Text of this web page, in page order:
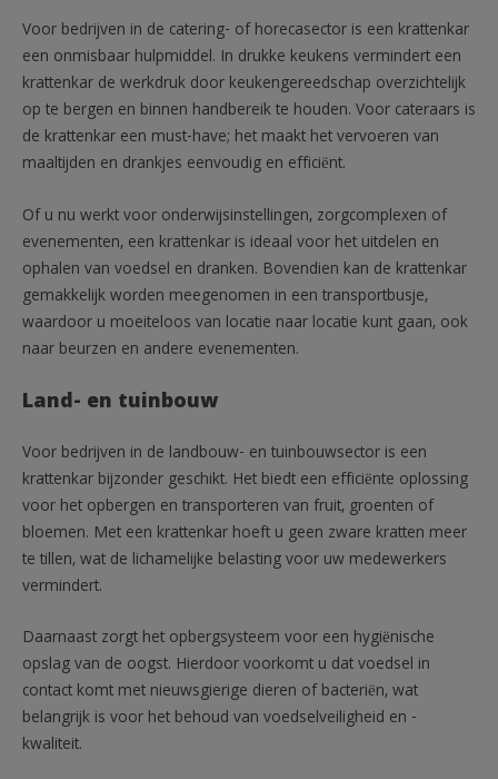
Voor bedrijven in de catering- of horecasector is een krattenkar
een onmisbaar hulpmiddel. In drukke keukens vermindert een
krattenkar de werkdruk door keukengereedschap overzichtelijk
op te bergen en binnen handbereik te houden. Voor cateraars is
de krattenkar een must-have; het maakt het vervoeren van
maaltijden en drankjes eenvoudig en efficiënt.
Of u nu werkt voor onderwijsinstellingen, zorgcomplexen of
evenementen, een krattenkar is ideaal voor het uitdelen en
ophalen van voedsel en dranken. Bovendien kan de krattenkar
gemakkelijk worden meegenomen in een transportbusje,
waardoor u moeiteloos van locatie naar locatie kunt gaan, ook
naar beurzen en andere evenementen.
Land- en tuinbouw
Voor bedrijven in de landbouw- en tuinbouwsector is een
krattenkar bijzonder geschikt. Het biedt een efficiënte oplossing
voor het opbergen en transporteren van fruit, groenten of
bloemen. Met een krattenkar hoeft u geen zware kratten meer
te tillen, wat de lichamelijke belasting voor uw medewerkers
vermindert.
Daarnaast zorgt het opbergsysteem voor een hygiënische
opslag van de oogst. Hierdoor voorkomt u dat voedsel in
contact komt met nieuwsgierige dieren of bacteriën, wat
belangrijk is voor het behoud van voedselveiligheid en -
kwaliteit.